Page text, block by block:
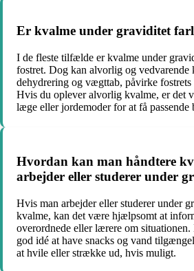
Er kvalme under graviditet
I de fleste tilfælde er kvalme under
fostret. Dog kan alvorlig og vedvarende
dehydrering og vægttab, påvirke
Hvis du oplever alvorlig kvalme, er det
læge eller jordemoder for at få passende
Hvordan kan man håndtere
arbejder eller studerer under
Hvis man arbejder eller studerer under
kvalme, kan det være hjælpsomt at
overordnede eller lærere om
god idé at have snacks og vand
at hvile eller strække ud, hvis muligt.